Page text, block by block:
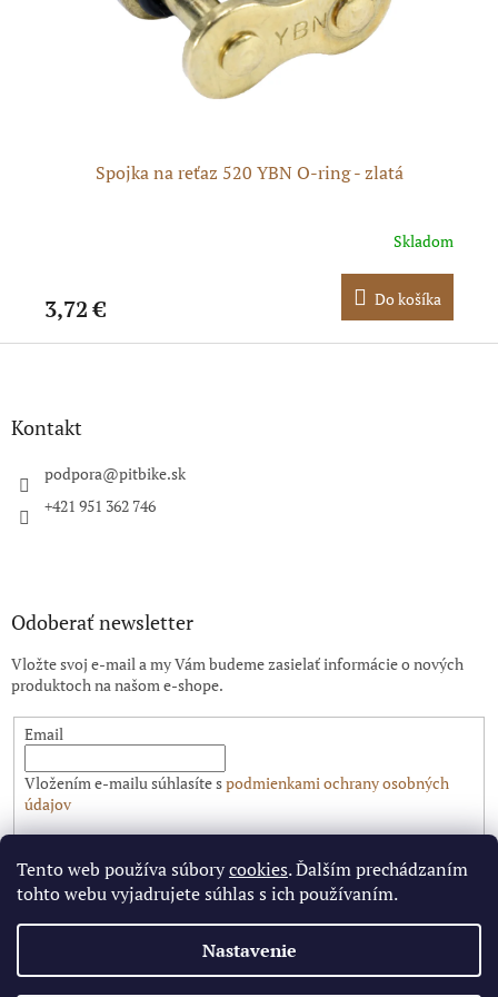
Tento web používa súborycookies. Ďalším prechádzaním
tohto webu vyjadrujete súhlas s ich používaním.
Nastavenie
Spojka na reťaz 520 YBN O-ring - zlatá
Skladom
3,72 € Do košíka
Z
Kontakt
podpora@pitbike.sk
+421 951 362 746
Odoberať newsletter
Vložte svoj e-mail a my Vám budeme zasielať informácie o nových
produktoch na našom e-shope.
Email
Vložením e-mailu súhlasíte spodmienkami ochrany osobných
údajov
Vytvoril Shoptet